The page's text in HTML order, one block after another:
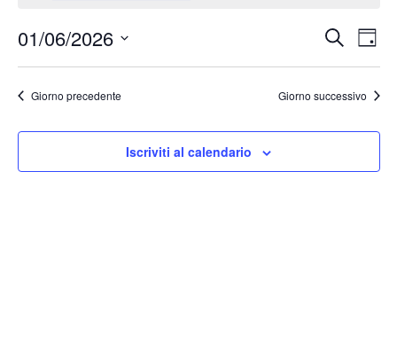
e
viste
Cerca
01/06/2026
data.
Giorno precedente Giorno successivo
Iscriviti al calendario